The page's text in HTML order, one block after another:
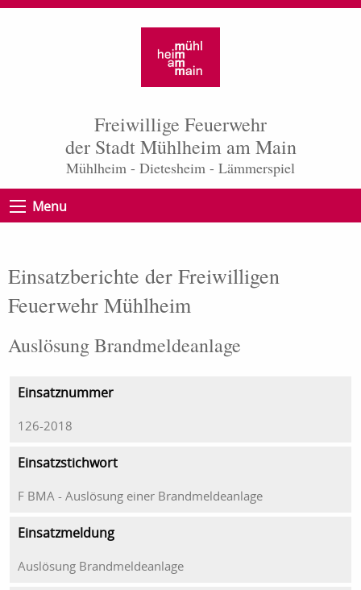
Freiwillige Feuerwehr
der Stadt Mühlheim am Main
Mühlheim - Dietesheim - Lämmerspiel
Menu
Einsatzberichte der Freiwilligen
Feuerwehr Mühlheim
Auslösung Brandmeldeanlage
Einsatznummer
126-2018
Einsatzstichwort
F BMA - Auslösung einer Brandmeldeanlage
Einsatzmeldung
Auslösung Brandmeldeanlage